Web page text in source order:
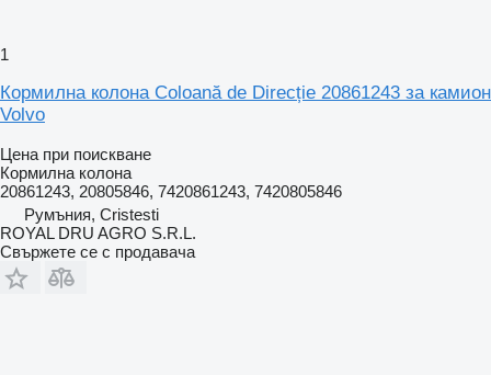
1
Кормилна колона Coloană de Direcție 20861243 за камион
Volvo
Цена при поискване
Кормилна колона
20861243, 20805846, 7420861243, 7420805846
Румъния, Cristesti
ROYAL DRU AGRO S.R.L.
Свържете се с продавача